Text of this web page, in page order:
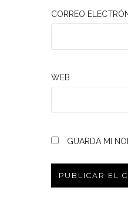
CORREO
WEB
GUARDA MI